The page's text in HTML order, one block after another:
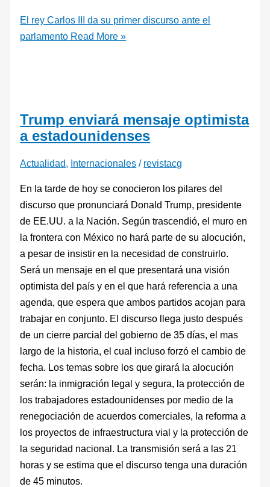
El rey Carlos III da su primer discurso ante el
parlamento Read More »
Trump enviará mensaje optimista
a estadounidenses
Actualidad, Internacionales / revistacg
En la tarde de hoy se conocieron los pilares del
discurso que pronunciará Donald Trump, presidente
de EE.UU. a la Nación. Según trascendió, el muro en
la frontera con México no hará parte de su alocución,
a pesar de insistir en la necesidad de construirlo.
Será un mensaje en el que presentará una visión
optimista del país y en el que hará referencia a una
agenda, que espera que ambos partidos acojan para
trabajar en conjunto. El discurso llega justo después
de un cierre parcial del gobierno de 35 días, el mas
largo de la historia, el cual incluso forzó el cambio de
fecha. Los temas sobre los que girará la alocución
serán: la inmigración legal y segura, la protección de
los trabajadores estadounidenses por medio de la
renegociación de acuerdos comerciales, la reforma a
los proyectos de infraestructura vial y la protección de
la seguridad nacional. La transmisión será a las 21
horas y se estima que el discurso tenga una duración
de 45 minutos.